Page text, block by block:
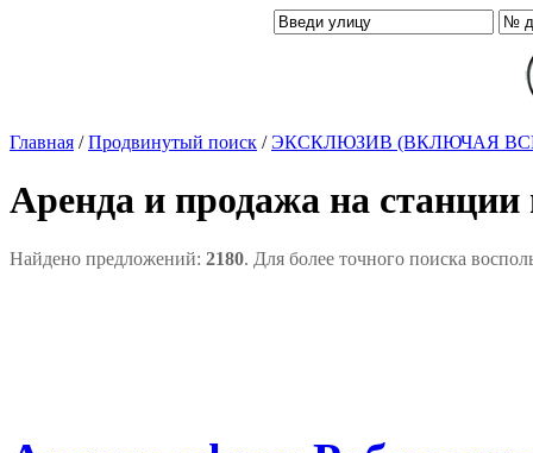
Главная /Продвинутый поиск /ЭКСКЛЮЗИВ (ВКЛЮЧАЯ
Аренда и продажа на станции
Найдено предложений: 2180. Для более точного поиска